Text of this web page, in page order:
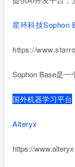
星环科技Sophon
https://
Sophon Base是一
国外机器学习平台
Alteryx
https://